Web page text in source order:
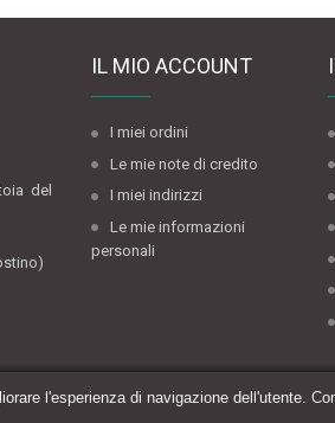
del
IL MIO ACCOUNT
I miei ordini
Le mie note di credito
I miei indirizzi
Le mie informazioni
personali
l'esperienza di navigazione dell'utente.